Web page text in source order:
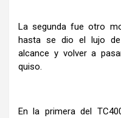
La segunda fue otro
hasta se dio el lujo
alcance y volver a
quiso.
En la primera del